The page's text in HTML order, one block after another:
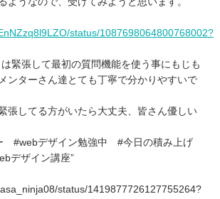
status/1087698064800768002?
緊張して最初の質問機能を使う事にもじも
ンターさん達とても丁寧で分かりやすいで
張してる方がいたら大丈夫、皆さん優しい
#webデザイン勉強中 #今日の積み上げ
デザイン講座”
status/1419877726127755264?